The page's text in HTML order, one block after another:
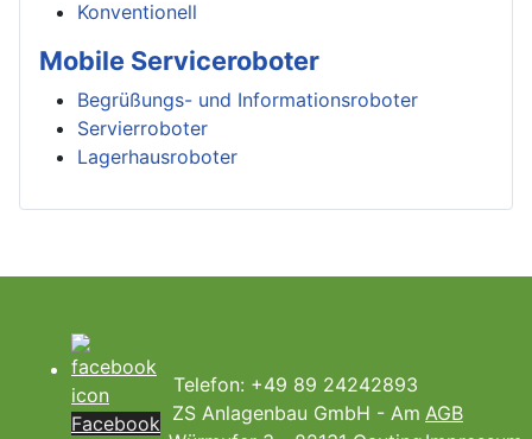
Konventionell
Mobile Serviceroboter
Begrüßungs- und Informationsroboter
Servierroboter
Lagerhausroboter
Facebook
Telefon: +49 89 24242893
ZS Anlagenbau GmbH - Am AGB